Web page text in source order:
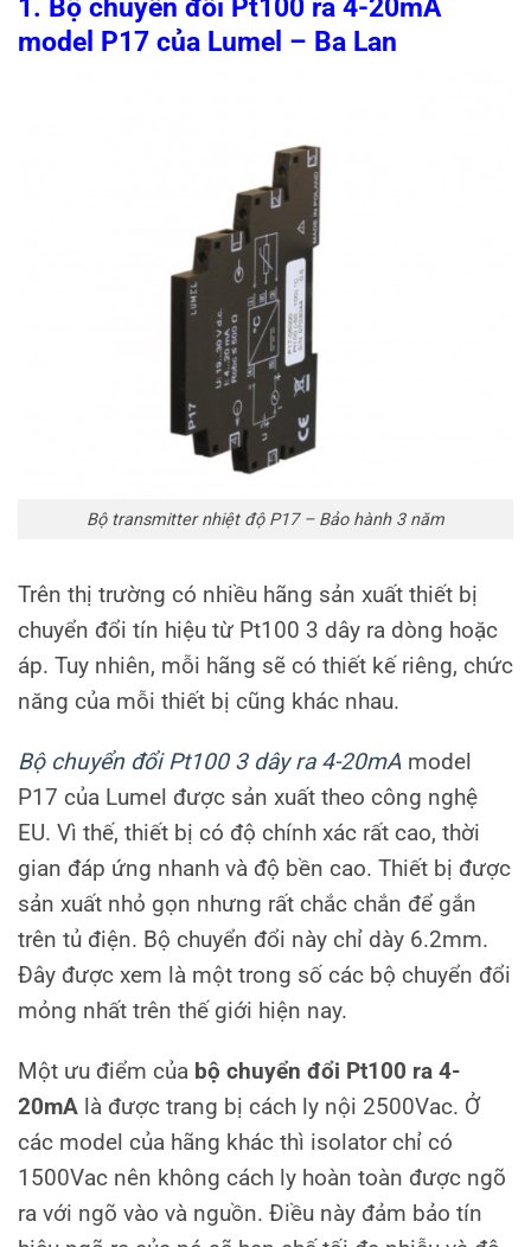
1. Bộ chuyển đổi Pt100 ra 4-20mA
model P17 của Lumel – Ba Lan
Bộ transmitter nhiệt độ P17 – Bảo hành 3 năm
Trên thị trường có nhiều hãng sản xuất thiết bị
chuyển đổi tín hiệu từ Pt100 3 dây ra dòng hoặc
áp. Tuy nhiên, mỗi hãng sẽ có thiết kế riêng, chức
năng của mỗi thiết bị cũng khác nhau.
Bộ chuyển đổi Pt100 3 dây ra 4-20mA model
P17 của Lumel được sản xuất theo công nghệ
EU. Vì thế, thiết bị có độ chính xác rất cao, thời
gian đáp ứng nhanh và độ bền cao. Thiết bị được
sản xuất nhỏ gọn nhưng rất chắc chắn để gắn
trên tủ điện. Bộ chuyển đổi này chỉ dày 6.2mm.
Đây được xem là một trong số các bộ chuyển đổi
mỏng nhất trên thế giới hiện nay.
Một ưu điểm của bộ chuyển đổi Pt100 ra 4-
20mA là được trang bị cách ly nội 2500Vac. Ở
các model của hãng khác thì isolator chỉ có
1500Vac nên không cách ly hoàn toàn được ngõ
ra với ngõ vào và nguồn. Điều này đảm bảo tín